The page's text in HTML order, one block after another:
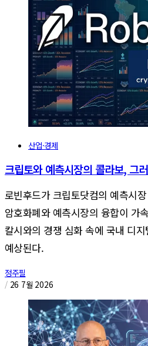
산업·경제
크립토와 예측시장의 콜라보, 그
로빈후드가 크립토닷컴의 예측시
암호화폐와 예측시장의 융합이 가
칼시와의 경쟁 심화 속에 국내 디
예상된다.
정주필
/ 26 7월 2026